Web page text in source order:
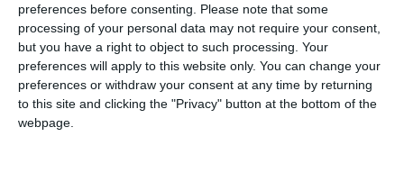
preferences before consenting.
Please note that some
processing of your personal data may not require your consent,
but you have a right to object to such processing. Your
preferences will apply to this website only. You can change your
preferences or withdraw your consent at any time by returning
to this site and clicking the "Privacy" button at the bottom of the
webpage.